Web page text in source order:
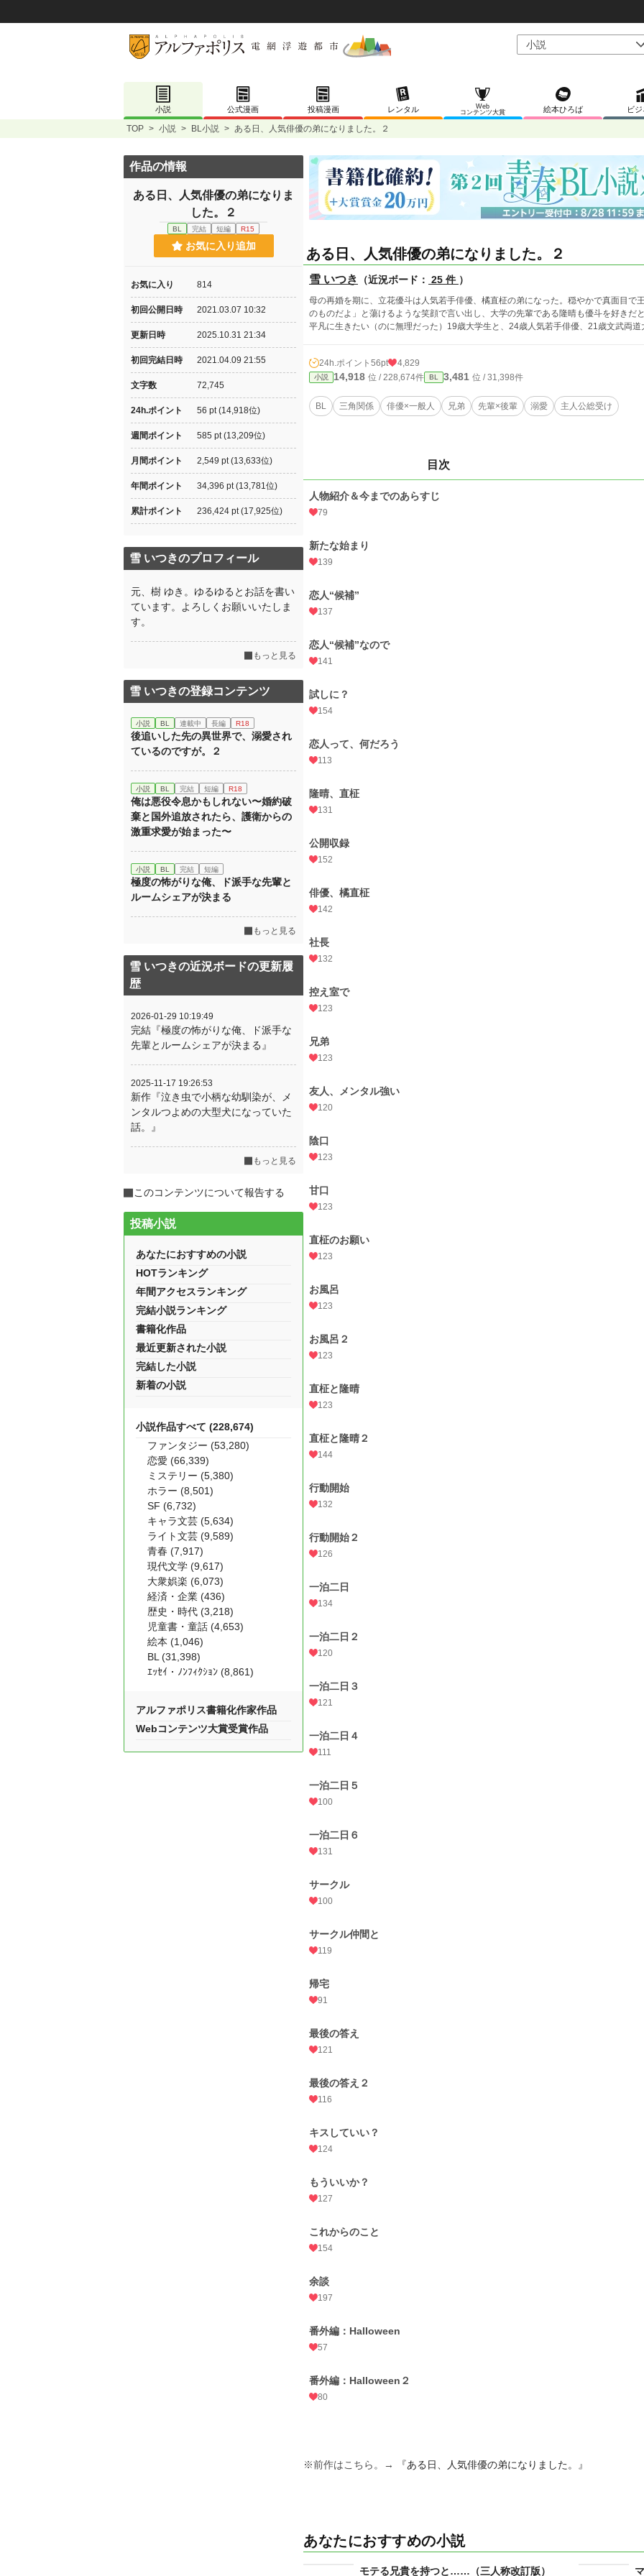
小説 公式漫画 投稿漫画 レンタル
Web
コンテンツ大賞
絵本ひろば ビ
TOP > 小説 > BL小説 > ある日、人気俳優の弟になりました。２
ある日、人気俳優の弟になりました。２
雪 いつき （近況ボード： 25 件 ）
母の再婚を期に、立花優斗は人気若手俳優、橘直柾の弟になった。穏やかで真面目
のものだよ」と蕩けるような笑顔で言い出し、大学の先輩である隆晴も優斗を好き
平凡に生きたい（のに無理だった）19歳大学生と、24歳人気若手俳優、21歳文武両
24h.ポイント 56pt 4,829
小説 14,918 位 / 228,674件 BL 3,481 位 / 31,398件
BL 三角関係 俳優×一般人 兄弟 先輩×後輩 溺愛 主人公総受け
目次
人物紹介＆今までのあらすじ
79
新たな始まり
139
恋人“候補”
137
恋人“候補”なので
141
試しに？
154
恋人って、何だろう
113
隆晴、直柾
131
公開収録
152
俳優、橘直柾
142
社長
132
控え室で
123
兄弟
123
友人、メンタル強い
120
陰口
123
甘口
123
直柾のお願い
123
お風呂
123
お風呂２
123
直柾と隆晴
123
直柾と隆晴２
144
行動開始
132
行動開始２
126
一泊二日
134
一泊二日２
120
一泊二日３
121
一泊二日４
111
一泊二日５
100
一泊二日６
131
サークル
100
サークル仲間と
119
帰宅
91
最後の答え
121
最後の答え２
116
キスしていい？
124
もういいか？
127
これからのこと
154
余談
197
番外編：Halloween
57
番外編：Halloween２
80
※前作はこちら。→ 『ある日、人気俳優の弟になりました。』
あなたにおすすめの小説
モテる兄貴を持つと……（三人称改訂版）
作品の情報
ある日、人気俳優の弟になりま
した。２
BL 完結 短編 R15
お気に入り追加
お気に入り 814
初回公開日時 2021.03.07 10:32
更新日時 2025.10.31 21:34
初回完結日時 2021.04.09 21:55
文字数 72,745
24h.ポイント 56 pt (14,918位)
週間ポイント 585 pt (13,209位)
月間ポイント 2,549 pt (13,633位)
年間ポイント 34,396 pt (13,781位)
累計ポイント 236,424 pt (17,925位)
雪 いつきのプロフィール
元、樹 ゆき。ゆるゆるとお話を書い
ています。よろしくお願いいたしま
す。
もっと見る
雪 いつきの登録コンテンツ
小説 BL 連載中 長編 R18
後追いした先の異世界で、溺愛され
ているのですが。２
小説 BL 完結 短編 R18
俺は悪役令息かもしれない〜婚約破
棄と国外追放されたら、護衛からの
激重求愛が始まった〜
小説 BL 完結 短編
極度の怖がりな俺、ド派手な先輩と
ルームシェアが決まる
もっと見る
雪 いつきの近況ボードの更新履
歴
2026-01-29 10:19:49
完結『極度の怖がりな俺、ド派手な
先輩とルームシェアが決まる』
2025-11-17 19:26:53
新作『泣き虫で小柄な幼馴染が、メ
ンタルつよめの大型犬になっていた
話。』
もっと見る
このコンテンツについて報告する
投稿小説
あなたにおすすめの小説
HOTランキング
年間アクセスランキング
完結小説ランキング
書籍化作品
最近更新された小説
完結した小説
新着の小説
小説作品すべて (228,674)
ファンタジー (53,280)
恋愛 (66,339)
ミステリー (5,380)
ホラー (8,501)
SF (6,732)
キャラ文芸 (5,634)
ライト文芸 (9,589)
青春 (7,917)
現代文学 (9,617)
大衆娯楽 (6,073)
経済・企業 (436)
歴史・時代 (3,218)
児童書・童話 (4,653)
絵本 (1,046)
BL (31,398)
ｴｯｾｲ・ﾉﾝﾌｨｸｼｮﾝ (8,861)
アルファポリス書籍化作家作品
Webコンテンツ大賞受賞作品